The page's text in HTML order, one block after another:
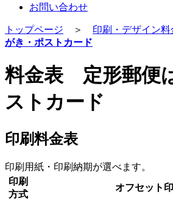
お問い合わせ
トップページ ＞ 印刷・デザイン料
がき・ポストカード
料金表 定形郵便
ストカード
印刷料金表
印刷用紙・印刷納期が選べます。
印刷
方式
オフセット